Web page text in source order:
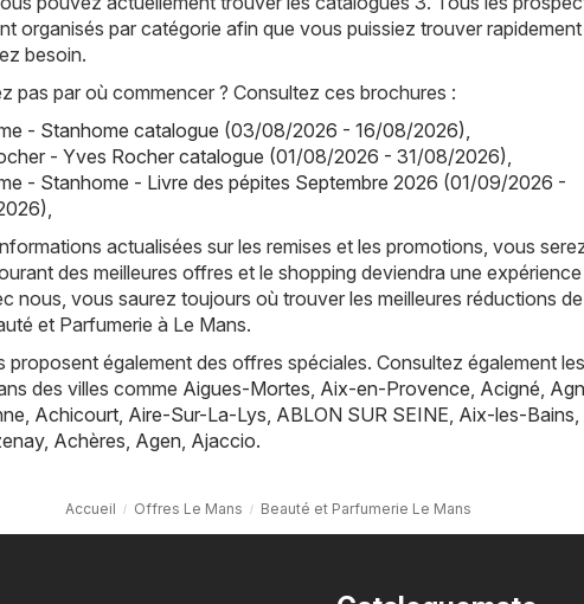
organisés par catégorie afin que vous puissiez trouver
besoin.
pas par où commencer ? Consultez ces brochures :
- Stanhome catalogue (03/08/2026 - 16/08/2026)
- Yves Rocher catalogue (01/08/2026 - 31/08/2026)
- Stanhome - Livre des pépites Septembre 2026 (01/09/2026 -
actualisées sur les remises et les promotions, vous
des meilleures offres et le shopping deviendra une expérience
nous, vous saurez toujours où trouver les meilleures réductions
et Parfumerie à Le Mans.
proposent également des offres spéciales. Consultez également
des villes comme Aigues-Mortes Aix-en-Provence Acigné
Achicourt Aire-Sur-La-Lys ABLON SUR SEINE Aix-les-Bains
, Achères Agen Ajaccio.
Accueil Offres Le Mans Beauté et Parfumerie Le Mans